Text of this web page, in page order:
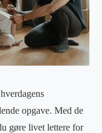
opgave. Med de
gøre livet lettere for